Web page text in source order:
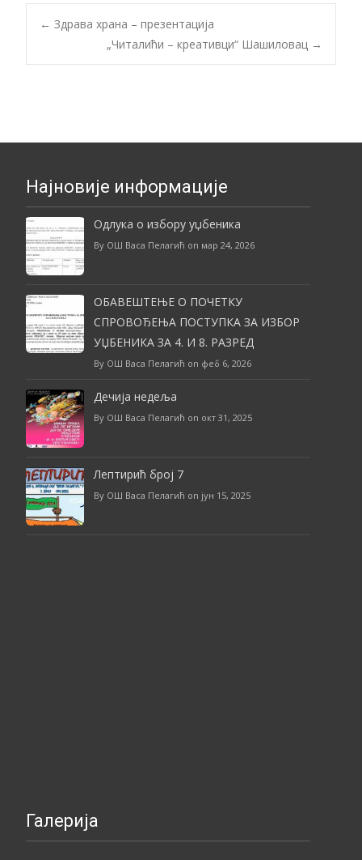
Post
← Здрава храна – презентација
„Читалићи – креативци“ Шашиловац →
Најновије информације
Одлука о избору уџбеника
By ОШ Васа Пелагић on мар 24, 2026
ОБАВЕШТЕЊЕ О ПОЧЕТКУ
СПРОВОЂЕЊА ПОСТУПКА ЗА ИЗБОР
УЏБЕНИКА ЗА 4. И 8. РАЗРЕД
By ОШ Васа Пелагић on феб 6, 2026
Дечија недеља
By ОШ Васа Пелагић on окт 31, 2025
Лептирић број 7
By ОШ Васа Пелагић on јун 15, 2025
Галерија